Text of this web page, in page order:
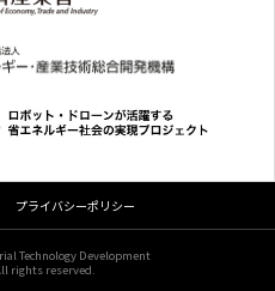
プライバシーポリシー
Technology Development
rights reserved.